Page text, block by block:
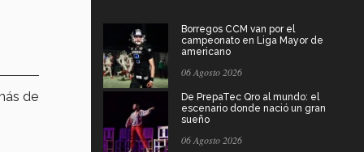
de
Borregos CCM van por el
campeonato en Liga Mayor de
americano
06 Agosto 2026
De PrepaTec Qro al mundo: el
escenario donde nació un gran
sueño
06 Agosto 2026